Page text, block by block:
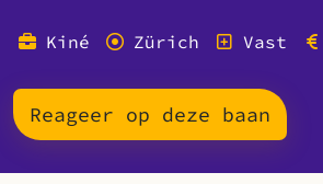
Kiné Zürich Vast
Reageer op deze baan